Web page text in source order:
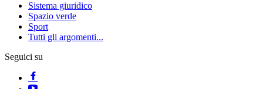
Sistema giuridico
Spazio verde
Sport
Tutti gli argomenti...
Seguici su